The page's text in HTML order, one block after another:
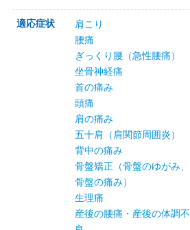
適応症状
肩こり
腰痛
ぎっくり腰（急性腰痛）
坐骨神経痛
首の痛み
頭痛
肩の痛み
五十肩（肩関節周囲炎）
背中の痛み
骨盤矯正（骨盤のゆがみ、
骨盤の痛み）
生理痛
産後の腰痛・産後の体調不